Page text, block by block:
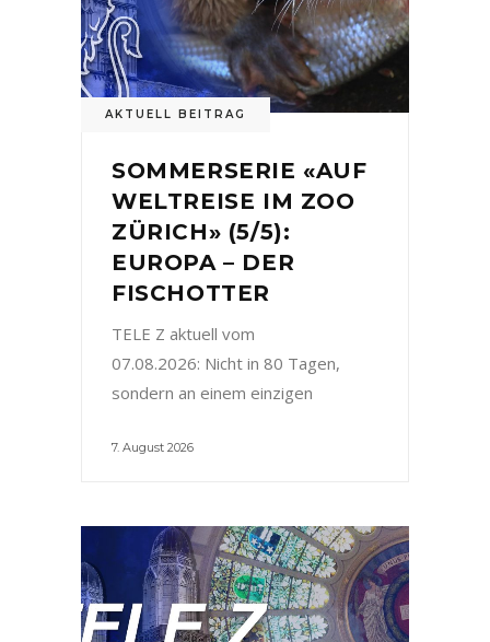
AKTUELL BEITRAG
SOMMERSERIE «AUF
WELTREISE IM ZOO
ZÜRICH» (5/5):
EUROPA – DER
FISCHOTTER
TELE Z aktuell vom
07.08.2026: Nicht in 80 Tagen,
sondern an einem einzigen
7. August 2026